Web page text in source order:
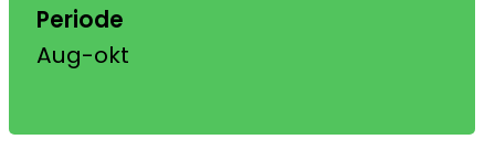
Periode
Aug-okt